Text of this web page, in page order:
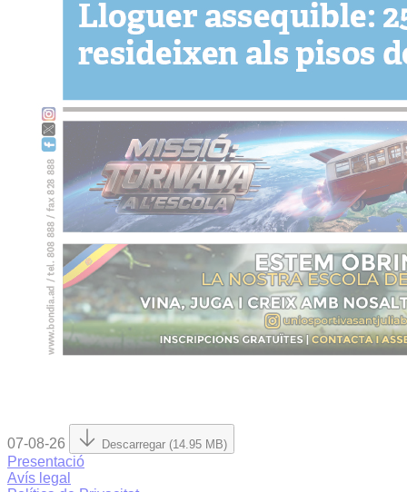
07-08-26 Descarregar (14.95 MB)
Presentació
Avís legal